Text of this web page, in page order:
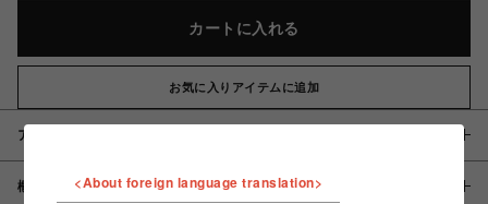
カートに入れる
お気に入りアイテムに追加
アイテム説明 / 素材
概要 <About foreign language translation>